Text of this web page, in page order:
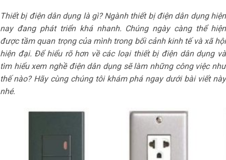
Thiết bị điện dân dụng là gì? Ngành thiết bị điện dân dụng hiện
nay đang phát triển khá nhanh. Chúng ngày càng thể hiện
được tầm quan trọng của mình trong bối cảnh kinh tế và xã hội
hiện đại. Để hiểu rõ hơn về các loại thiết bị điện dân dụng và
tìm hiểu xem nghề điện dân dụng sẽ làm những công việc như
thế nào? Hãy cùng chúng tôi khám phá ngay dưới bài viết này
nhé.